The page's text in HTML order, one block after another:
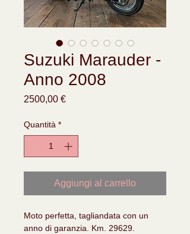
Suzuki Marauder -
Anno 2008
2500,00 €Prezzo
Quantità *
Aggiungi al carrello
Moto perfetta, tagliandata con un
anno di garanzia. Km. 29629.